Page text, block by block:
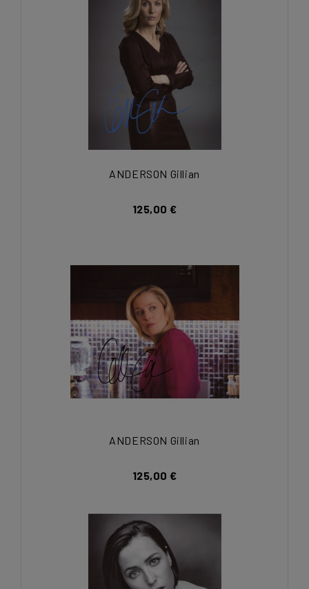
ANDERSON Gillian
125,00 €
ANDERSON Gillian
125,00 €